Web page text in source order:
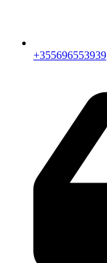
+355696553939